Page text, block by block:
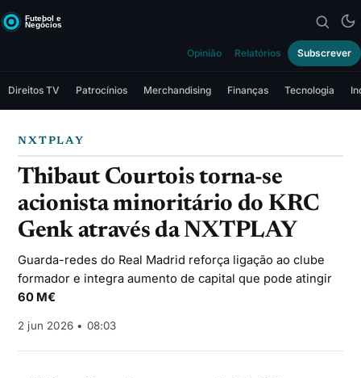
Opinião Relatórios Subscrever
Direitos TV Patrocínios Merchandising Finanças Tecnologia
NXTPLAY
Thibaut Courtois torna-se
acionista minoritário do KRC
Genk através da NXTPLAY
Guarda-redes do Real Madrid reforça ligação ao clube
formador e integra aumento de capital que pode atingir
60 M€
2 jun 2026 • 08:03